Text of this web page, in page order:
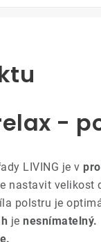
relax -
LIVING je v
nastavit velikost
polstru je
je nesnímatelný.